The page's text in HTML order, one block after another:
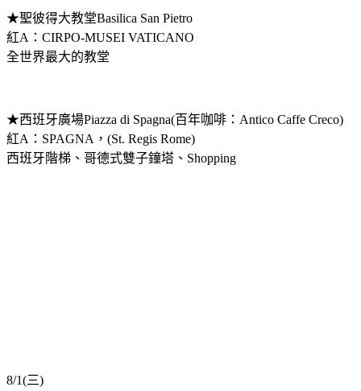
★聖彼得大教堂Basilica San Pietro
紅A：CIRPO-MUSEI VATICANO
全世界最大的教堂
★西班牙廣場Piazza di Spagna(百年咖啡：Antico Caffe Creco)
紅A：SPAGNA，(St. Regis Rome)
西班牙階梯、哥德式雙子鐘塔、Shopping
8/1(三)